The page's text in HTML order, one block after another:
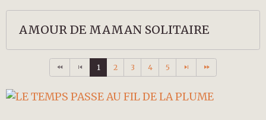
AMOUR DE MAMAN SOLITAIRE
1 2 3 4 5